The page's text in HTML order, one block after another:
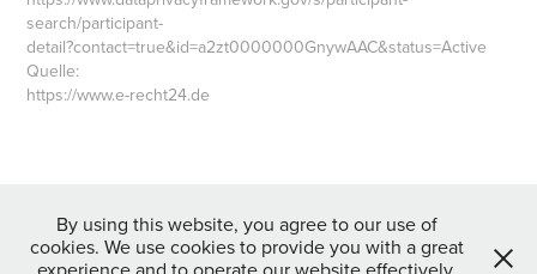
search/participant-
detail?contact=true&id=a2zt0000000GnywAAC&status=Active
Quelle:
https://www.e-recht24.de
© 2026 Robin Balschun - All Rights Reserved |
By using this website, you agree to our use of
cookies. We use cookies to provide you with a great